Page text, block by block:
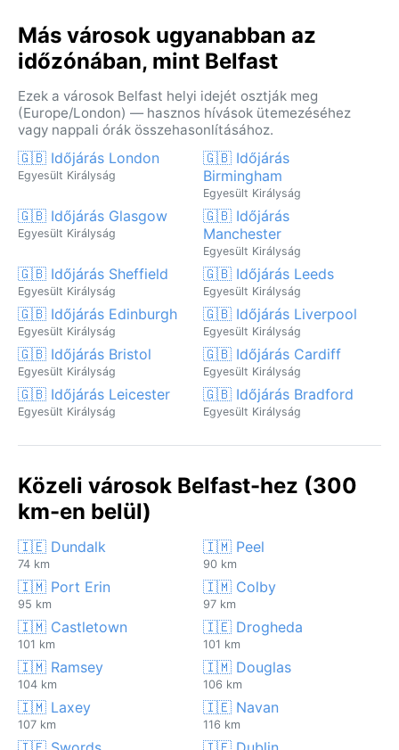
Más városok ugyanabban az
időzónában, mint Belfast
Ezek a városok Belfast helyi idejét osztják meg
(Europe/London) — hasznos hívások ütemezéséhez
vagy nappali órák összehasonlításához.
🇬🇧 Időjárás London
Egyesült Királyság
🇬🇧 Időjárás
Birmingham
Egyesült Királyság
🇬🇧 Időjárás Glasgow
Egyesült Királyság
🇬🇧 Időjárás
Manchester
Egyesült Királyság
🇬🇧 Időjárás Sheffield
Egyesült Királyság
🇬🇧 Időjárás Leeds
Egyesült Királyság
🇬🇧 Időjárás Edinburgh
Egyesült Királyság
🇬🇧 Időjárás Liverpool
Egyesült Királyság
🇬🇧 Időjárás Bristol
Egyesült Királyság
🇬🇧 Időjárás Cardiff
Egyesült Királyság
🇬🇧 Időjárás Leicester
Egyesült Királyság
🇬🇧 Időjárás Bradford
Egyesült Királyság
Közeli városok Belfast-hez (300
km-en belül)
🇮🇪 Dundalk
74 km
🇮🇲 Peel
90 km
🇮🇲 Port Erin
95 km
🇮🇲 Colby
97 km
🇮🇲 Castletown
101 km
🇮🇪 Drogheda
101 km
🇮🇲 Ramsey
104 km
🇮🇲 Douglas
106 km
🇮🇲 Laxey
107 km
🇮🇪 Navan
116 km